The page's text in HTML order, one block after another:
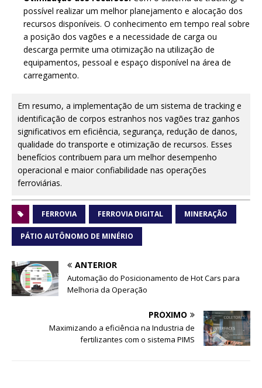
possível realizar um melhor planejamento e alocação dos
recursos disponíveis. O conhecimento em tempo real sobre
a posição dos vagões e a necessidade de carga ou
descarga permite uma otimização na utilização de
equipamentos, pessoal e espaço disponível na área de
carregamento.
Em resumo, a implementação de um sistema de tracking e
identificação de corpos estranhos nos vagões traz ganhos
significativos em eficiência, segurança, redução de danos,
qualidade do transporte e otimização de recursos. Esses
benefícios contribuem para um melhor desempenho
operacional e maior confiabilidade nas operações
ferroviárias.
FERROVIA FERROVIA DIGITAL MINERAÇÃO
PÁTIO AUTÔNOMO DE MINÉRIO
ANTERIOR
Automação do Posicionamento de Hot Cars para
Melhoria da Operação
PRÓXIMO
Maximizando a eficiência na Industria de
fertilizantes com o sistema PIMS